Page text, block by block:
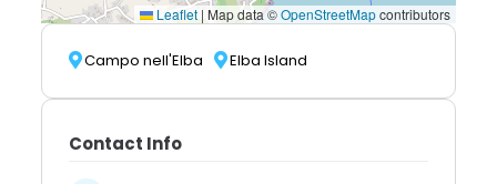
Leaflet | Map data ©OpenStreetMapcontributors
Campo nell'Elba Elba Island
Contact Info